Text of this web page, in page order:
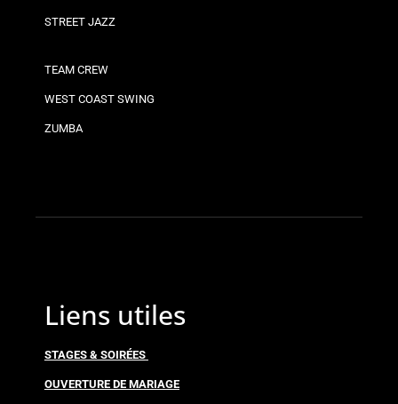
STREET JAZZ
TEAM CREW
WEST COAST SWING
ZUMBA
Liens utiles
STAGES & SOIRÉES
OUVERTURE DE MARIAGE